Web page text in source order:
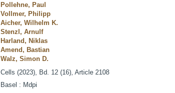
Pollehne, Paul
Vollmer, Philipp
Aicher, Wilhelm K.
Stenzl, Arnulf
Harland, Niklas
Amend, Bastian
Walz, Simon D.
Cells (2023), Bd. 12 (16), Article 2108
Basel : Mdpi